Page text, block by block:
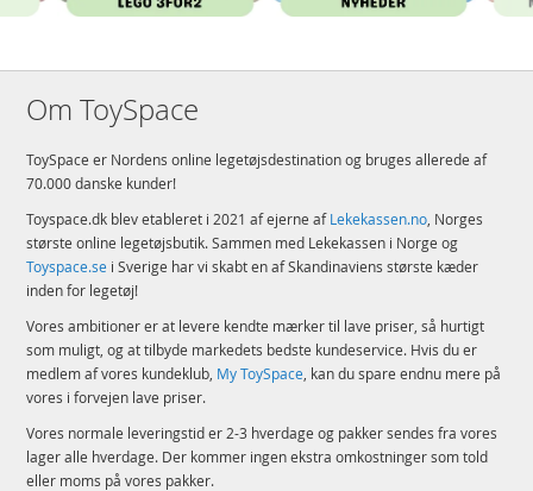
Om ToySpace
ToySpace er Nordens online legetøjsdestination og bruges allerede af
70.000 danske kunder!
Toyspace.dk blev etableret i 2021 af ejerne afLekekassen.no , Norges
største online legetøjsbutik. Sammen med Lekekassen i Norge og
Toyspace.se i Sverige har vi skabt en af Skandinaviens største kæder
inden for legetøj!
Vores ambitioner er at levere kendte mærker til lave priser, så hurtigt
som muligt, og at tilbyde markedets bedste kundeservice. Hvis du er
medlem af vores kundeklub, My ToySpace , kan du spare endnu mere på
vores i forvejen lave priser.
Vores normale leveringstid er 2-3 hverdage og pakker sendes fra vores
lager alle hverdage. Der kommer ingen ekstra omkostninger som told
eller moms på vores pakker.